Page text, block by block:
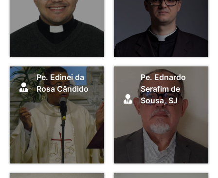
Pe. Edinei da
Rosa Cândido
Pe. Ednardo
Serafim de
Sousa, SJ